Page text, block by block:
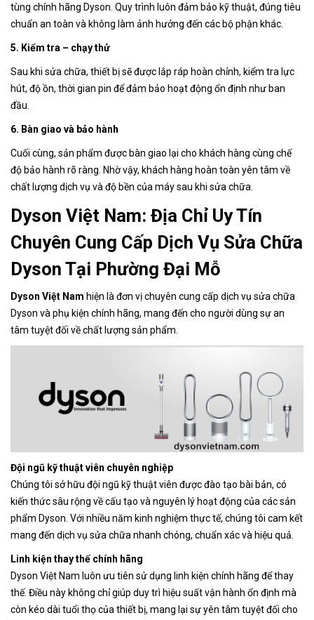
tùng chính hãng Dyson. Quy trình luôn đảm bảo kỹ thuật, đúng tiêu
chuẩn an toàn và không làm ảnh hưởng đến các bộ phận khác.
5. Kiểm tra – chạy thử
Sau khi sửa chữa, thiết bị sẽ được lắp ráp hoàn chỉnh, kiểm tra lực
hút, độ ồn, thời gian pin để đảm bảo hoạt động ổn định như ban
đầu.
6. Bàn giao và bảo hành
Cuối cùng, sản phẩm được bàn giao lại cho khách hàng cùng chế
độ bảo hành rõ ràng. Nhờ vậy, khách hàng hoàn toàn yên tâm về
chất lượng dịch vụ và độ bền của máy sau khi sửa chữa.
Dyson Việt Nam: Địa Chỉ Uy Tín
Chuyên Cung Cấp Dịch Vụ Sửa Chữa
Dyson Tại Phường Đại Mỗ
Dyson Việt Nam hiện là đơn vị chuyên cung cấp dịch vụ sửa chữa
Dyson và phụ kiện chính hãng, mang đến cho người dùng sự an
tâm tuyệt đối về chất lượng sản phẩm.
Đội ngũ kỹ thuật viên chuyên nghiệp
Chúng tôi sở hữu đội ngũ kỹ thuật viên được đào tạo bài bản, có
kiến thức sâu rộng về cấu tạo và nguyên lý hoạt động của các sản
phẩm Dyson. Với nhiều năm kinh nghiệm thực tế, chúng tôi cam kết
mang đến dịch vụ sửa chữa nhanh chóng, chuẩn xác và hiệu quả.
Linh kiện thay thế chính hãng
Dyson Việt Nam luôn ưu tiên sử dụng linh kiện chính hãng để thay
thế. Điều này không chỉ giúp duy trì hiệu suất vận hành ổn định mà
còn kéo dài tuổi thọ của thiết bị, mang lại sự yên tâm tuyệt đối cho